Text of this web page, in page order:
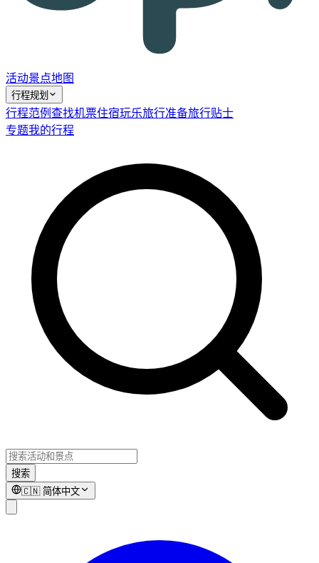
活动景点地图
行程规划
行程范例 查找机票住宿玩乐旅行准备旅行贴士
专题我的行程
搜索
🇨🇳 简体中文